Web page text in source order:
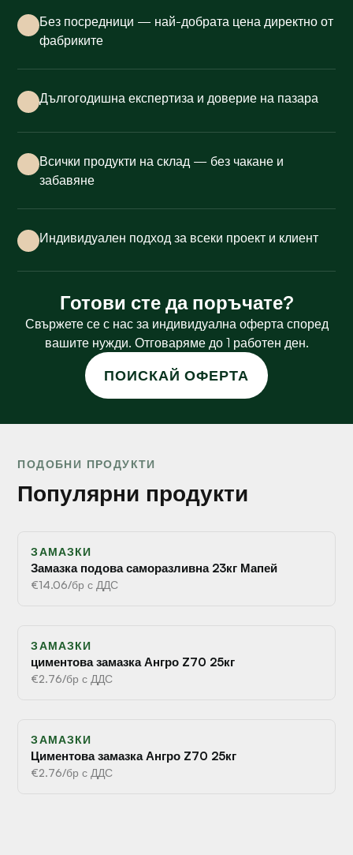
Без посредници — най-добрата цена директно от
фабриките
Дългогодишна експертиза и доверие на пазара
Всички продукти на склад — без чакане и
забавяне
Индивидуален подход за всеки проект и клиент
Готови сте да поръчате?
Свържете се с нас за индивидуална оферта според
вашите нужди. Отговаряме до 1 работен ден.
ПОИСКАЙ ОФЕРТА
ПОДОБНИ ПРОДУКТИ
Популярни продукти
ЗАМАЗКИ
Замазка подова саморазливна 23кг Мапей
€14.06/бр с ДДС
ЗАМАЗКИ
циментова замазка Ангро Z70 25кг
€2.76/бр с ДДС
ЗАМАЗКИ
Циментова замазка Ангро Z70 25кг
€2.76/бр с ДДС